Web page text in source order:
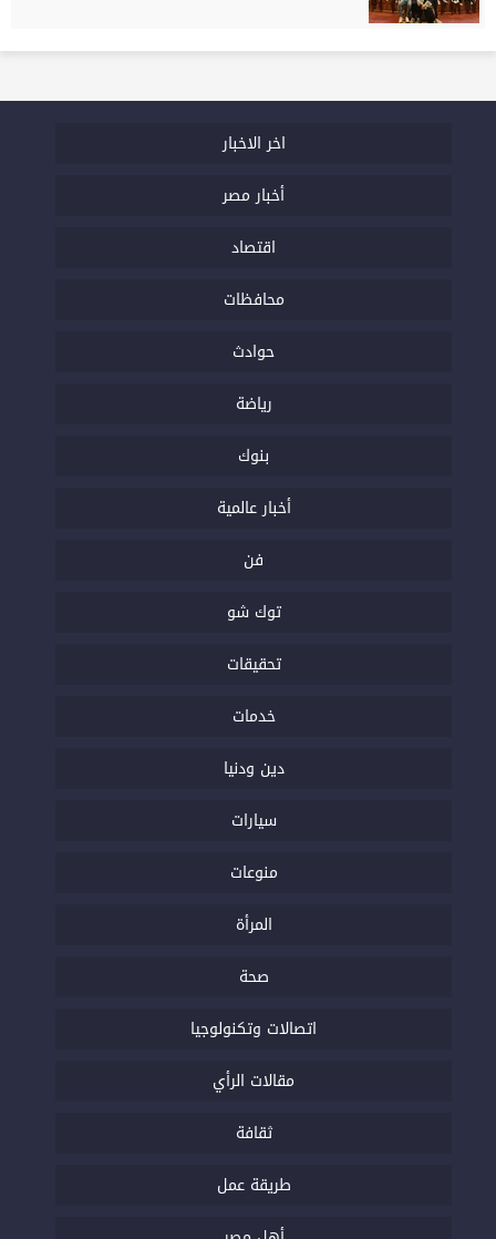
اخر الاخبار
أخبار مصر
اقتصاد
محافظات
حوادث
رياضة
بنوك
أخبار عالمية
فن
توك شو
تحقيقات
خدمات
دين ودنيا
سيارات
منوعات
المرأة
صحة
اتصالات وتكنولوجيا
مقالات الرأي
ثقافة
طريقة عمل